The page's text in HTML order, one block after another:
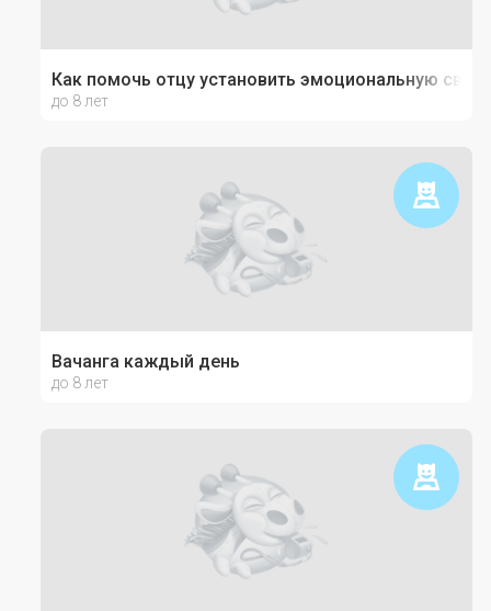
Как помочь отцу установить эмоциональную
до 8 лет
Вачанга каждый день
до 8 лет